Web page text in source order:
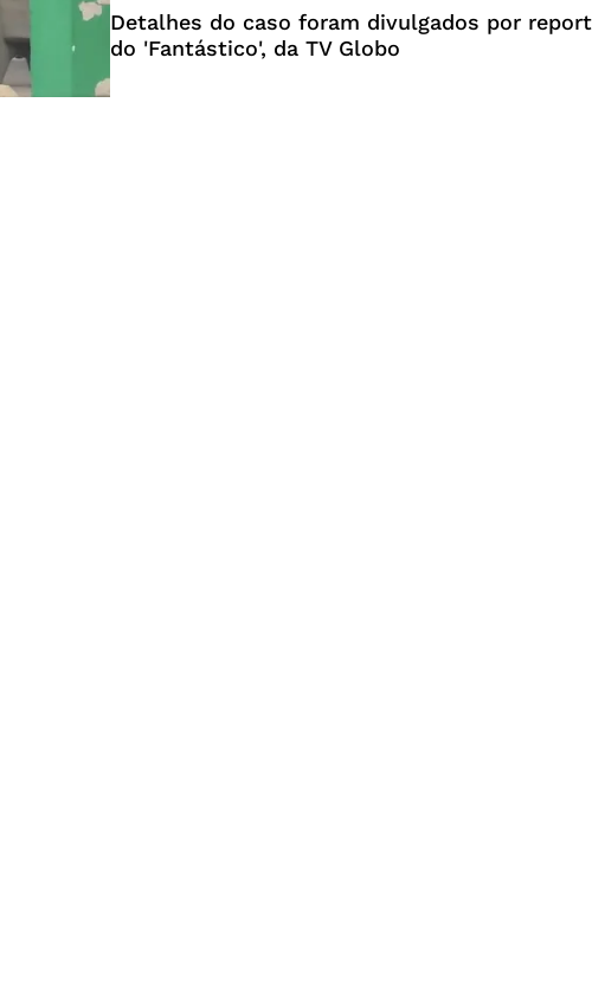
Detalhes do caso foram divulgados por
do 'Fantástico', da TV Globo